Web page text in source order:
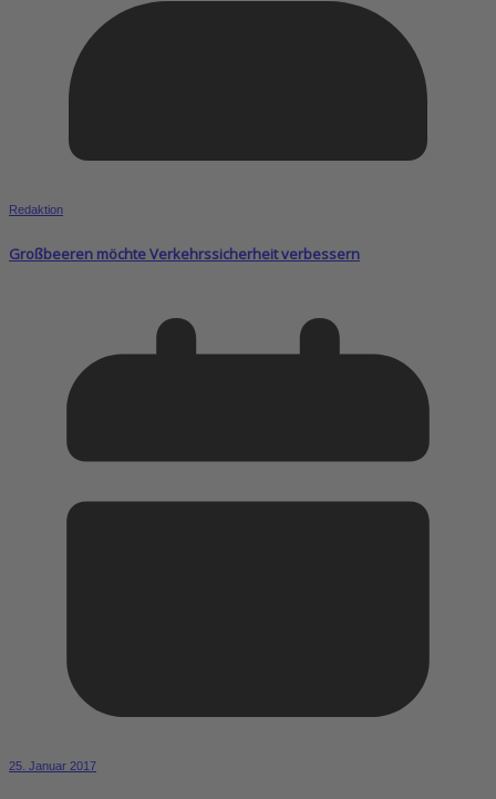
Redaktion
Großbeeren möchte Verkehrssicherheit verbessern
25. Januar 2017